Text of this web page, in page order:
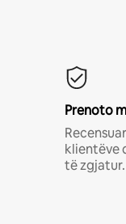
Prenoto
klientëve
të zgjatur.